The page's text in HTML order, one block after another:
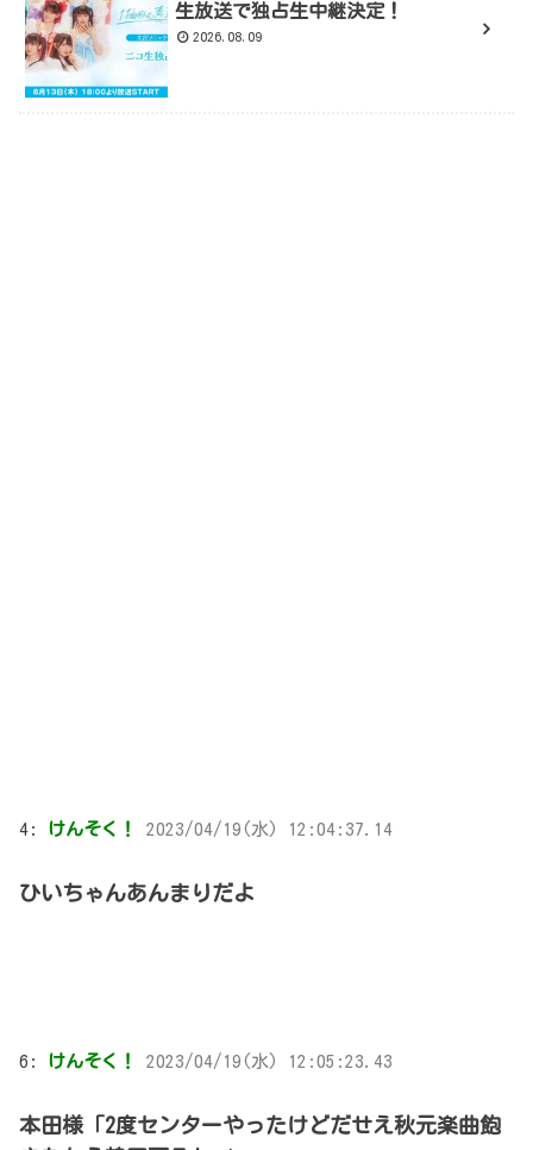
生放送で独占生中継決定！
2026.08.09
4: けんそく！ 2023/04/19(水) 12:04:37.14
ひいちゃんあんまりだよ
6: けんそく！ 2023/04/19(水) 12:05:23.43
本田様「2度センターやったけどだせえ秋元楽曲飽